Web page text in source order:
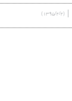
(۱۳۹۵/۲/۲)